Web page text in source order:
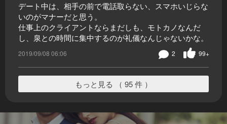
デート中は、相手の前で電話取らない、スマホいじらな
いのがマナーだと思う。
仕事上のクライアントならまだしも、モトカノなんだ
し、泉との時間に集中するのが礼儀なんじゃないかな。
2019/09/08 06:06 99+
2
もっと見る （ 95 件 ）